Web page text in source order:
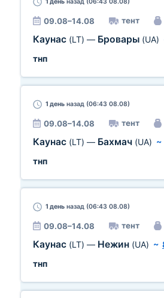
09.08–14.08 тент
Каунас (LT) — Бровары (UA)
тнп
1 день назад (06:43 08.08)
09.08–14.08 тент
Каунас (LT) — Бахмач (UA) ~
тнп
1 день назад (06:43 08.08)
09.08–14.08 тент
Каунас (LT) — Нежин (UA) ~
тнп